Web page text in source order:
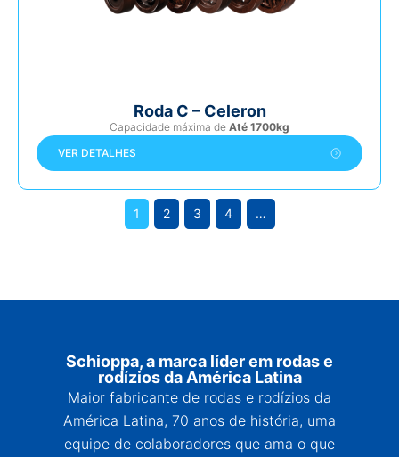
Roda C – Celeron
Capacidade máxima de Até 1700kg
VER DETALHES
1 2 3 4 …
Schioppa, a marca líder em rodas e
rodízios da América Latina
Maior fabricante de rodas e rodízios da
América Latina, 70 anos de história, uma
equipe de colaboradores que ama o que